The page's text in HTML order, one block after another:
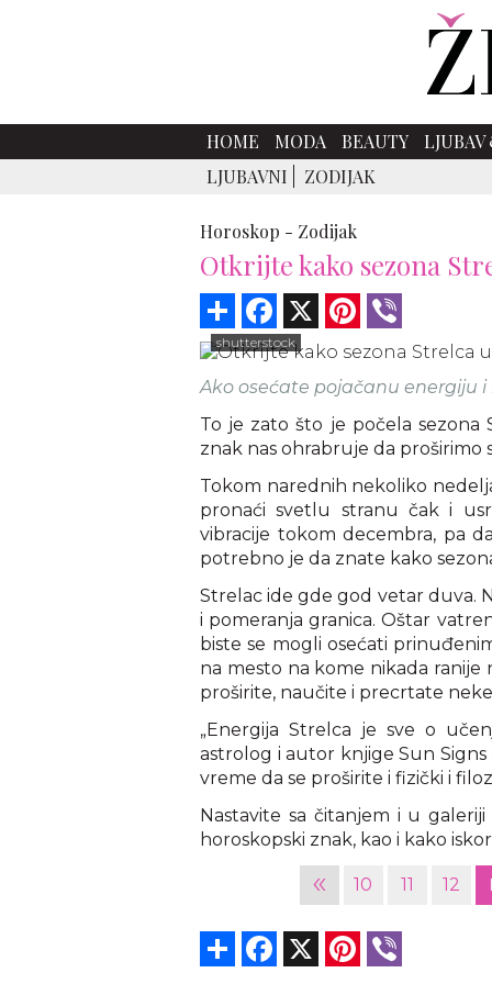
HOME MODA BEAUTY
LJUBAVNI
ZODIJAK
Horoskop - Zodijak
Otkrijte kako sezona
Share Facebook Pinterest
shutterstock
Ako osećate pojačanu energiju
To je zato što je počela sezona
znak nas ohrabruje da proširimo
Tokom narednih nekoliko
pronaći svetlu stranu čak i
vibracije tokom decembra, pa
potrebno je da znate kako
Strelac ide gde god vetar duva.
i pomeranja granica. Oštar
biste se mogli osećati
na mesto na kome nikada
proširite, naučite i precrtate neke
„Energija Strelca je sve o
astrolog i autor knjige Sun Signs
vreme da se proširite i fizički i
Nastavite sa čitanjem i u
horoskopski znak, kao i kako
« 10 11 12
Share Facebook Pinterest